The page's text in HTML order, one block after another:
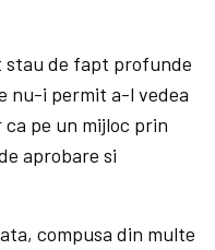
stau de fapt profunde
nu-i permit a-l vedea
pe un mijloc prin
aprobare si
compusa din multe